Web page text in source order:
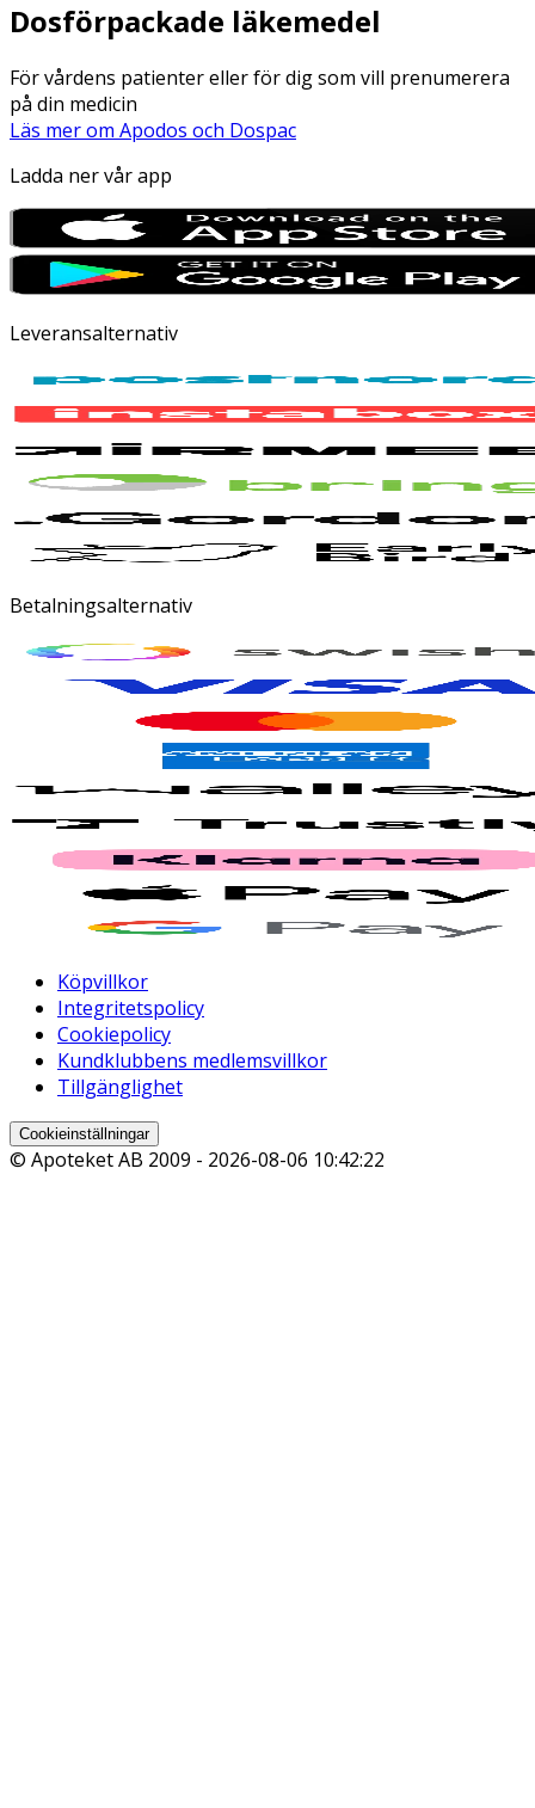
Dosförpackade läkemedel
För vårdens patienter eller för dig som vill prenumerera
på din medicin
Läs mer om Apodos och Dospac
Ladda ner vår app
Leveransalternativ
Betalningsalternativ
Köpvillkor
Integritetspolicy
Cookiepolicy
Kundklubbens medlemsvillkor
Tillgänglighet
Cookieinställningar
© Apoteket AB 2009 - 2026-08-06 10:42:22